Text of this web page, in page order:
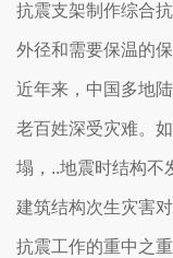
抗震支架制作综合
外径和需要保温的
近年来，中国多地
老百姓深受灾难。
塌，..地震时结构不
建筑结构次生灾害
抗震工作的重中之